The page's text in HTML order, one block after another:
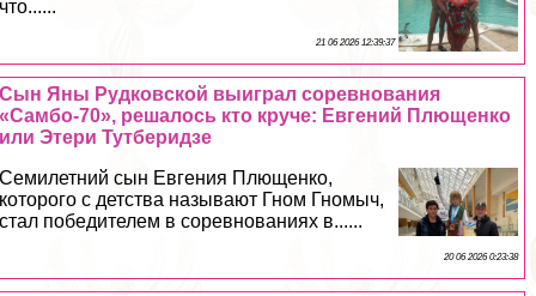
что......
21 06 2026 12:39:37
Сын Яны Рудковской выиграл соревнования
«Самбо-70», решалось кто круче: Евгений Плющенко
или Этери Тутберидзе
Семилетний сын Евгения Плющенко,
которого с детства называют Гном Гномыч,
стал победителем в соревнованиях в......
20 06 2026 0:23:38